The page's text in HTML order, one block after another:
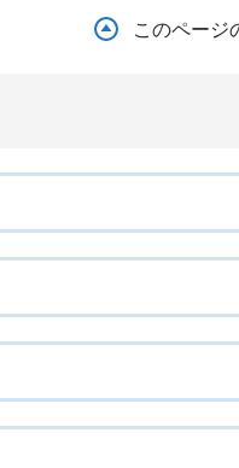
このページ